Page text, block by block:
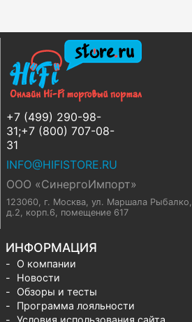
+7 (499) 290-98-
31;+7 (800) 707-08-
31
INFO@HIFISTORE.RU
ООО «СинергоИмпорт»
123060, г. Москва, ул. Маршала Рыбалко,
д.2, корп.6, помещение 617
ИНФОРМАЦИЯ
О компании
Новости
Обзоры и тесты
Программа лояльности